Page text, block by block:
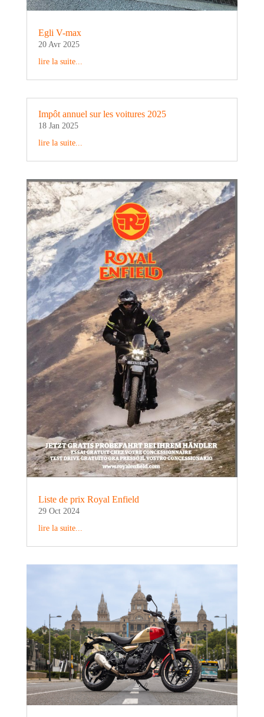
Egli V-max
20 Avr 2025
lire la suite...
Impôt annuel sur les voitures 2025
18 Jan 2025
lire la suite...
Liste de prix Royal Enfield
29 Oct 2024
lire la suite...